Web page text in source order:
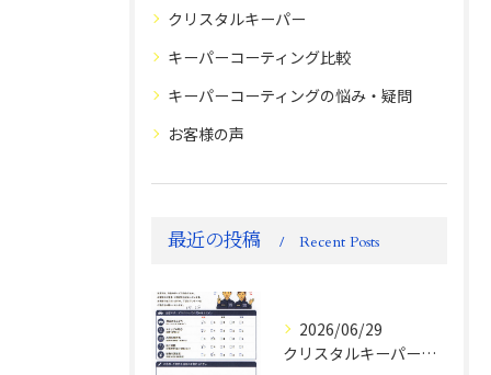
クリスタルキーパー
キーパーコーティング比較
キーパーコーティングの悩み・疑問
お客様の声
最近の投稿 Recent Posts
2026/06/29
クリスタルキーパー評判